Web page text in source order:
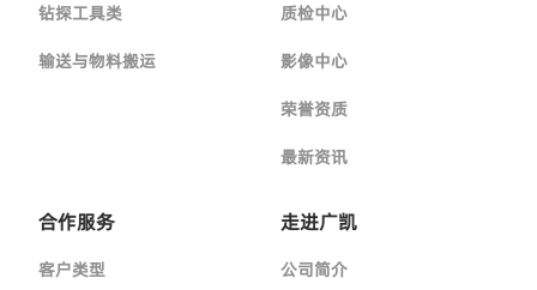
钻探工具类
输送与物料搬运
质检中心
影像中心
荣誉资质
最新资讯
合作服务
客户类型
走进广凯
公司简介